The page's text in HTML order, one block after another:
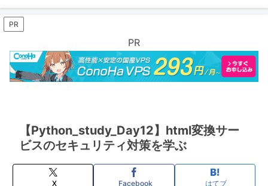
PR
PR
【Python_study_Day12】html変換サー
ビスのセキュリティ対策を学ぶ
X Facebook はてブ